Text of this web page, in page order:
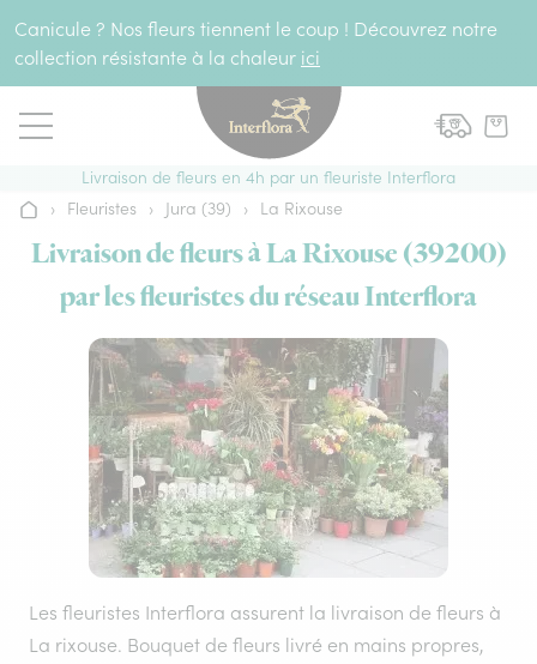
Canicule ? Nos fleurs tiennent le coup ! Découvrez notre
collection résistante à la chaleur ici
Livraison de fleurs en 4h par un fleuriste Interflora
Accueil
› Fleuristes › Jura (39) › La Rixouse
Livraison de fleurs à La Rixouse (39200)
par les fleuristes du réseau Interflora
Les fleuristes Interflora assurent la livraison de fleurs à
La rixouse. Bouquet de fleurs livré en mains propres,